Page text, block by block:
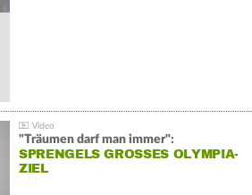
"Träumen darf man immer":
SPRENGELS GROSSES OLYMPIA-Z
IEL